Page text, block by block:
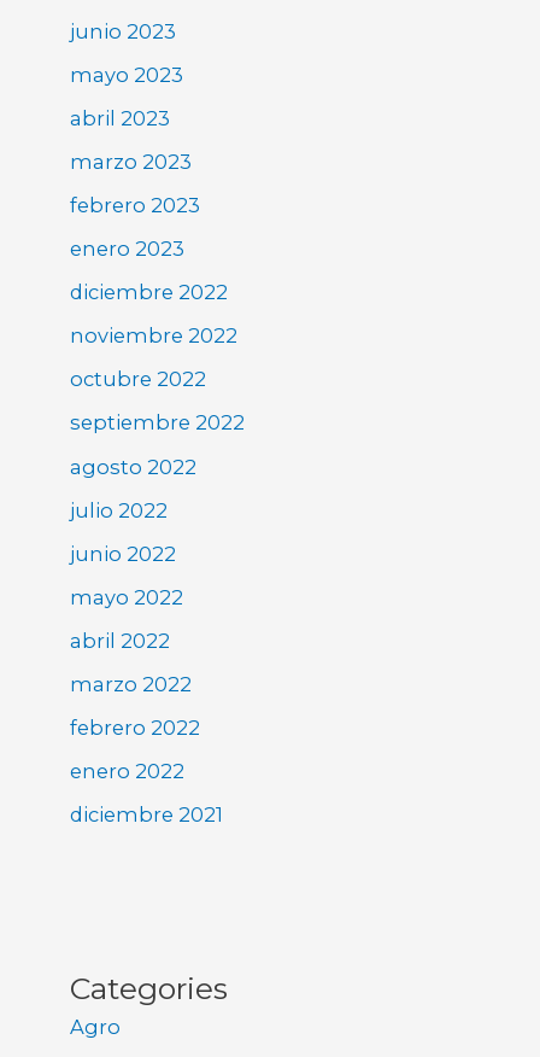
junio 2023
mayo 2023
abril 2023
marzo 2023
febrero 2023
enero 2023
diciembre 2022
noviembre 2022
octubre 2022
septiembre 2022
agosto 2022
julio 2022
junio 2022
mayo 2022
abril 2022
marzo 2022
febrero 2022
enero 2022
diciembre 2021
Categories
Agro